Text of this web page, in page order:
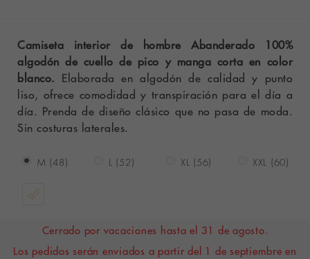
Camiseta interior de hombre Abanderado 100%
algodón de cuello de pico y manga corta en color
blanco. Elaborada en algodón de calidad y punto
liso, ofrece comodidad y transpiración para el día a
día. Prenda de diseño clásico que no pasa de moda.
Sin costuras laterales.
M (48) L (52) XL (56) XXL (60)
Cerrado por vacaciones hasta el 31 de agosto.
Los pedidos serán enviados a partir del 1 de septiembre en